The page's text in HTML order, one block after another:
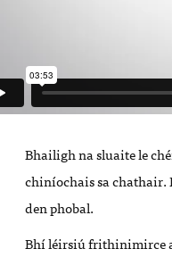
Bhailigh na sluaite le
chiníochais sa chathair.
den phobal.
Bhí léirsiú frithinimirce